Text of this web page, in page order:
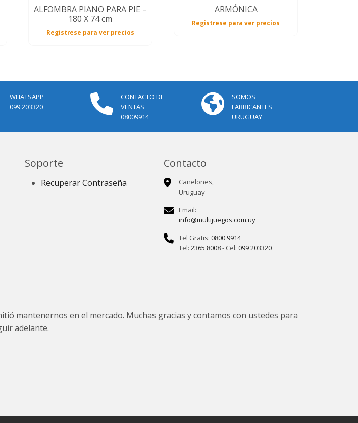
ALFOMBRA PIANO PARA PIE –
180 X 74 cm
Registrese para ver precios
ARMÓNICA
Registrese para ver precios
WHATSAPP
099 203320
CONTACTO DE
VENTAS
08009914
SOMOS
FABRICANTES
URUGUAY
Soporte
Recuperar Contraseña
Contacto
Canelones,
Uruguay
Email:
info@multijuegos.com.uy
Tel Gratis: 0800 9914
Tel: 2365 8008- Cel: 099 203320
mantenernos en el mercado. Muchas gracias y contamos con ustedes para
adelante.